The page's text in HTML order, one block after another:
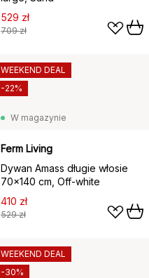
529 zł
709 zł
W magazynie
Ferm Living
Dywan Amass długie włosie
70x140 cm, Off-white
410 zł
529 zł
WEEKEND DEAL
-22%
WEEKEND DEAL
-30%